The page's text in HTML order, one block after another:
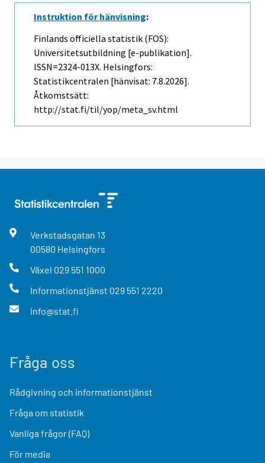
Instruktion för hänvisning:
Finlands officiella statistik (FOS):
Universitetsutbildning [e-publikation].
ISSN=2324-013X. Helsingfors:
Statistikcentralen [hänvisat: 7.8.2026].
Åtkomstsätt:
http://stat.fi/til/yop/meta_sv.html
Verkstadsgatan 13
00580 Helsingfors
Växel 029 551 1000
Informationstjänst 029 551 2220
info@stat.fi
Fråga oss
Rådgivning och informationstjänst
Fråga om statistik
Vanliga frågor (FAQ)
För media